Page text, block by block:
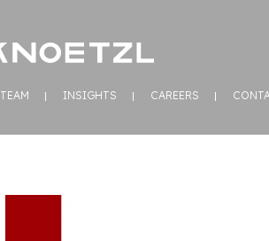
TEAM INSIGHTS CAREERS